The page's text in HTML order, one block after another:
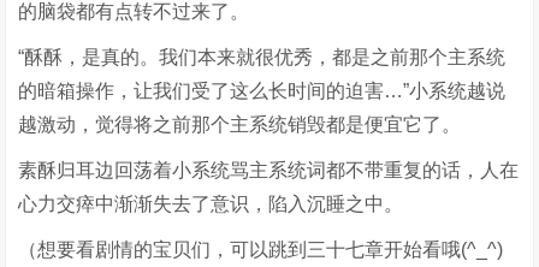
的脑袋都有点转不过来了。
“酥酥，是真的。我们本来就很优秀，都是之前那个主系统
的暗箱操作，让我们受了这么长时间的迫害…”小系统越说
越激动，觉得将之前那个主系统销毁都是便宜它了。
素酥归耳边回荡着小系统骂主系统词都不带重复的话，人在
心力交瘁中渐渐失去了意识，陷入沉睡之中。
（想要看剧情的宝贝们，可以跳到三十七章开始看哦(^_^)